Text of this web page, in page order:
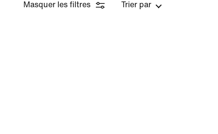
Masquer les filtres Trier par